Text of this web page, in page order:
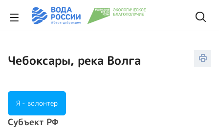
Чебоксары, река Волга
Я - волонтер
Cубъект РФ